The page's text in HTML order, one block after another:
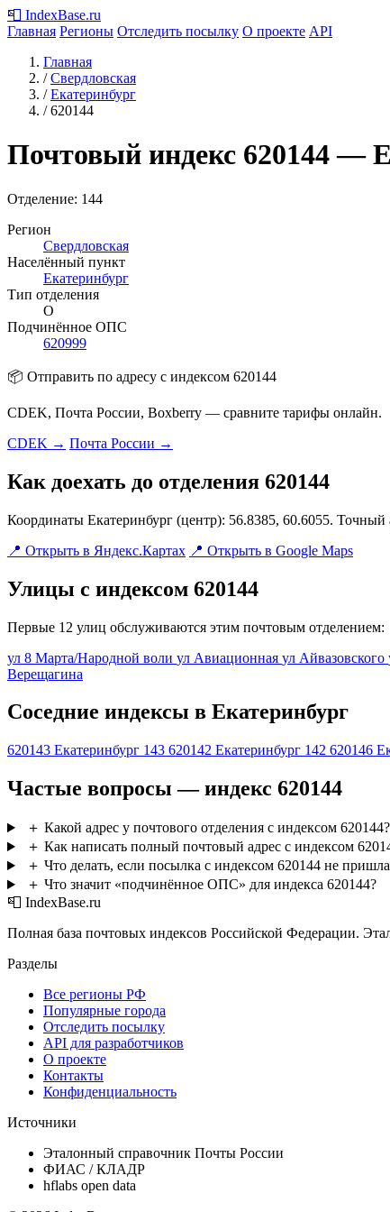
📮 IndexBase.ru
Главная Регионы Отследить посылку О проекте API
Главная
/ Свердловская
/ Екатеринбург
/ 620144
Почтовый индекс 620144 —
Отделение: 144
Регион
Свердловская
Населённый пункт
Екатеринбург
Тип отделения
О
Подчинённое ОПС
620999
📦 Отправить по адресу с индексом 620144
CDEK, Почта России, Boxberry — сравните тарифы онлайн.
CDEK → Почта России →
Как доехать до отделения 620144
Координаты Екатеринбург (центр): 56.8385, 60.6055.
📍 Открыть в Яндекс.Картах 📍 Открыть в Google Maps
Улицы с индексом 620144
Первые 12 улиц обслуживаются этим почтовым отделением:
ул 8 Марта/Народной воли ул Авиационная ул Айвазовского
Верещагина
Соседние индексы в Екатеринбург
620143 Екатеринбург 143 620142 Екатеринбург 142 620146
Частые вопросы — индекс 620144
＋ Какой адрес у почтового отделения с индексом 620144?
＋ Как написать полный почтовый адрес с индексом
＋ Что делать, если посылка с индексом 620144 не
＋ Что значит «подчинённое ОПС» для индекса 620144?
📮 IndexBase.ru
Полная база почтовых индексов Российской Федерации.
Разделы
Все регионы РФ
Популярные города
Отследить посылку
API для разработчиков
О проекте
Контакты
Конфиденциальность
Источники
Эталонный справочник Почты России
ФИАС / КЛАДР
hflabs open data